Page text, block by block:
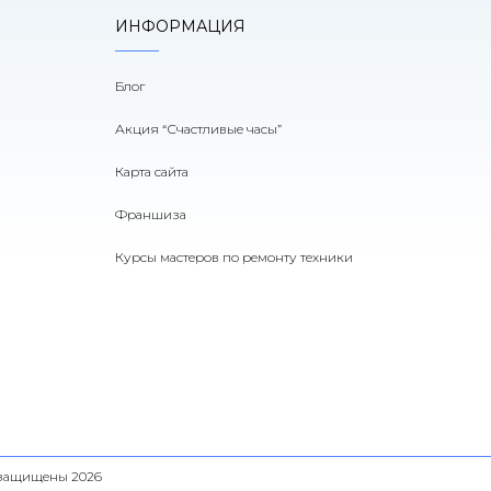
ИНФОРМАЦИЯ
Блог
Акция “Счастливые часы”
Карта сайта
Франшиза
Курсы мастеров по ремонту техники
2026